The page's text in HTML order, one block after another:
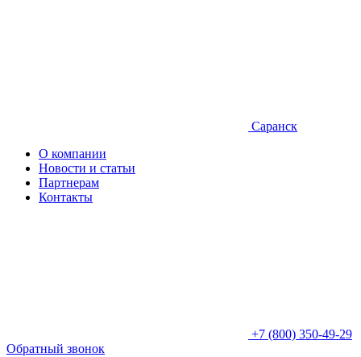
Саранск
О компании
Новости и статьи
Партнерам
Контакты
+7 (800) 350-49-29
Обратный звонок